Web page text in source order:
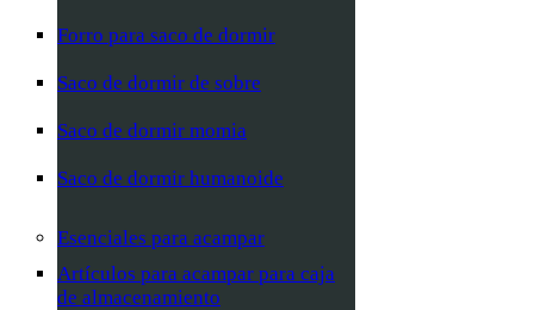
Forro para saco de dormir
Saco de dormir de sobre
Saco de dormir momia
Saco de dormir humanoide
Esenciales para acampar
Artículos para acampar para caja
de almacenamiento